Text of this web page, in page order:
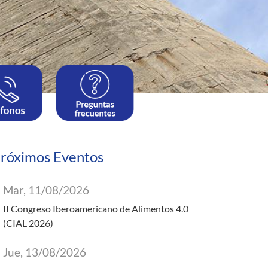
Eventos
Mar, 11/08/2026
II Congreso Iberoamericano de Alimentos 4.0
(CIAL 2026)
Jue, 13/08/2026